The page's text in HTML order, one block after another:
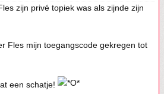
zijn privé topiek was als zijnde zijn
Fles mijn toegangscode gekregen tot
een schatje!